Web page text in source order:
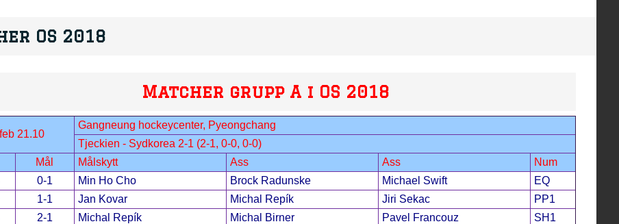
OS 2018
Matcher grupp A i OS 2018
21.10
Gangneung hockeycenter, Pyeongchang
Tjeckien - Sydkorea 2-1 (2-1, 0-0, 0-0)
Mål Målskytt Ass Ass
Num
0-1 Min Ho Cho Brock Radunske Michael Swift
EQ
1-1 Jan Kovar Michal Repík Jiri Sekac
PP1
2-1 Michal Repík Michal Birner Pavel Francouz
SH1